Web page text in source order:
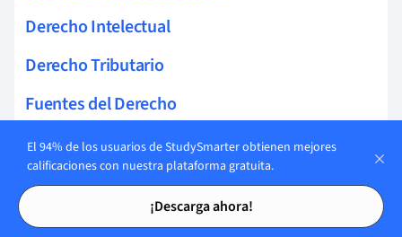
Tarjetas de estudio
Tarjetas de estudio
Derecho Intelectual
Derecho Tributario
Fuentes del Derecho
Derecho consuetudinario
Derecho Estatutario
Derecho y Moralidad
El 94% de los usuarios de StudySmarter obtienen mejores
calificaciones con nuestra plataforma gratuita.
¡Descarga ahora!